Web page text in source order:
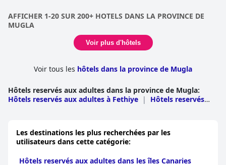
AFFICHER 1-20 SUR 200+ HOTELS DANS LA PROVINCE DE
MUGLA
Voir plus d'hôtels
Voir tous les hôtels dans la province de Mugla
Hôtels reservés aux adultes dans la province de Mugla:
Hôtels reservés aux adultes à Fethiye |
Hôtels reservés
adultes à Milas | Hôtels reservés aux adultes à
Merkez | Hôtels reservés aux adultes à Ula
Les destinations les plus recherchées par les
utilisateurs dans cette catégorie:
Hôtels reservés aux adultes dans les îles Canaries